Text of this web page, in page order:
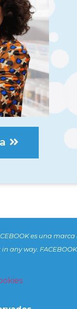
es una marca
any way.